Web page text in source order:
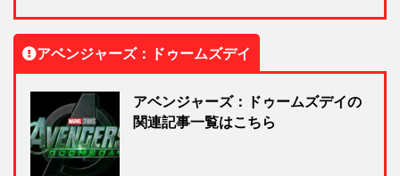
アベンジャーズ：ドゥームズデイ
アベンジャーズ：ドゥームズデイの
関連記事一覧はこちら